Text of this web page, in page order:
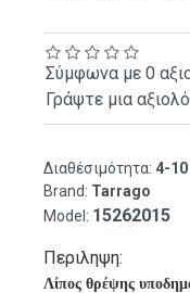
Διαθέσιμότητα: 4-
Brand: Tarrago
Model: 15262015
Σύμφωνα με 0
Γράψτε μια
Περιληψη:
Λίπος θρέψης